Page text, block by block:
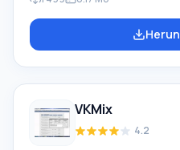
zu ermöglichen: Torrents,
oder Dateien aus File-
Suche ermöglicht es Ihnen,
von Links aus der
Geschwindigkeit des
VKMix
4.2